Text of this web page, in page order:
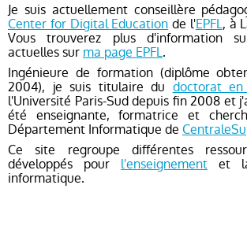
Je suis actuellement conseillère
Center for Digital Education de l'EPFL, à
Vous trouverez plus d'information
actuelles sur ma page EPFL.
Ingénieure de formation (diplôme
2004), je suis titulaire du doctorat en
l'Université Paris-Sud depuis fin 2008 et
été enseignante, formatrice et
Département Informatique de
Ce site regroupe différentes
développés pour l'enseignement et
informatique.